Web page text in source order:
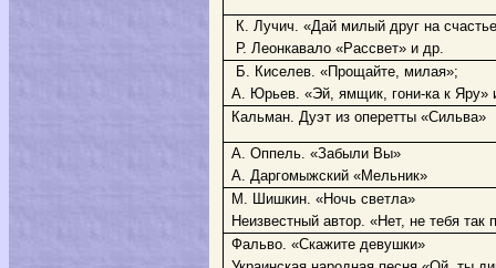
К. Лучич. «Дай милый друг на
Р. Леонкавало «Рассвет» и др.
Б. Киселев. «Прощайте, милая»;
А. Юрьев. «Эй, ямщик, гони-ка к Яру»
Кальман. Дуэт из оперетты «Сильва»
А. Оппель. «Забыли Вы»
А. Даргомыжский «Мельник»
М. Шишкин. «Ночь светла»
Неизвестный автор. «Нет, не тебя
Фальво. «Скажите девушки»